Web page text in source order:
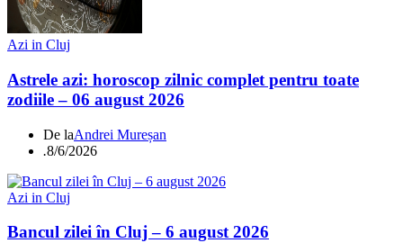
Azi in Cluj
Astrele azi: horoscop zilnic complet pentru toate
zodiile – 06 august 2026
De laAndrei Mureșan
.8/6/2026
Azi in Cluj
Bancul zilei în Cluj – 6 august 2026